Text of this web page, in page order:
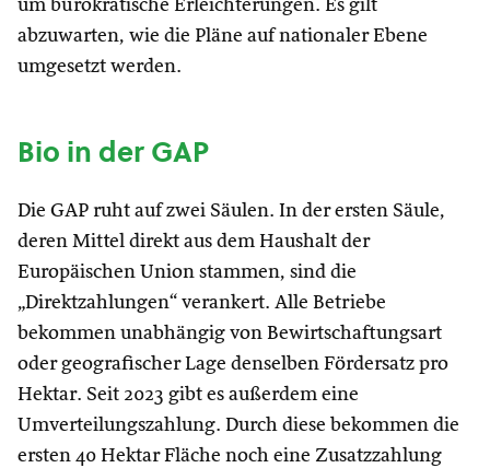
um bürokratische Erleichterungen. Es gilt
abzuwarten, wie die Pläne auf nationaler Ebene
umgesetzt werden.
Bio in der GAP
Die GAP ruht auf zwei Säulen. In der ersten Säule,
deren Mittel direkt aus dem Haushalt der
Europäischen Union stammen, sind die
„Direktzahlungen“ verankert. Alle Betriebe
bekommen unabhängig von Bewirtschaftungsart
oder geografischer Lage denselben Fördersatz pro
Hektar. Seit 2023 gibt es außerdem eine
Umverteilungszahlung. Durch diese bekommen die
ersten 40 Hektar Fläche noch eine Zusatzzahlung